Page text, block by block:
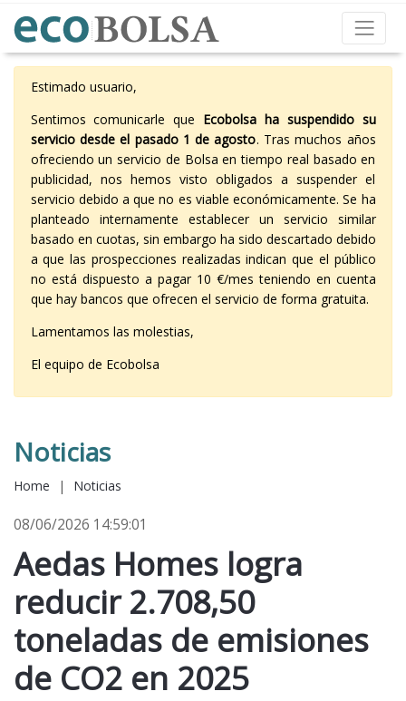
Estimado usuario,
Sentimos comunicarle que Ecobolsa ha suspendido su
servicio desde el pasado 1 de agosto. Tras muchos años
ofreciendo un servicio de Bolsa en tiempo real basado en
publicidad, nos hemos visto obligados a suspender el
servicio debido a que no es viable económicamente. Se ha
planteado internamente establecer un servicio similar
basado en cuotas, sin embargo ha sido descartado debido
a que las prospecciones realizadas indican que el público
no está dispuesto a pagar 10 €/mes teniendo en cuenta
que hay bancos que ofrecen el servicio de forma gratuita.
Lamentamos las molestias,
El equipo de Ecobolsa
Noticias
Home | Noticias
08/06/2026 14:59:01
Aedas Homes logra
reducir 2.708,50
toneladas de emisiones
de CO2 en 2025